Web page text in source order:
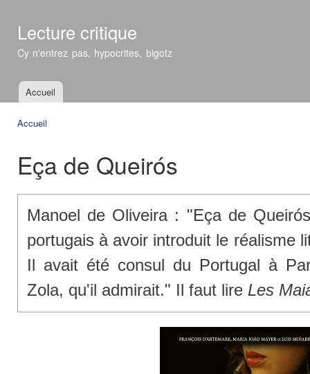
Lecture critique
Cy n'entrez pas, hypocrites, bigotz
Menu principal
Accueil
Accueil
Eça de Queirós
Manoel de Oliveira : "Eça de
portugais à avoir introduit le réalisme
Il avait été consul du Portugal à
Zola, qu'il admirait." Il faut lire Les